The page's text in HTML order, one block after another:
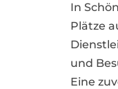
In
Plätze
und
Eine